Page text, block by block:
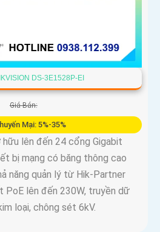
DS-3E1528P-EI
Giá Bán:
Mại: 5%-35%
lên đến 24 cổng Gigabit
bị mạng có băng thông cao
năng quản lý từ Hik-Partner
PoE lên đến 230W, truyền dữ
loại, chông sét 6kV.